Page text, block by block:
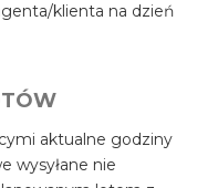
klienta na dzień
aktualne godziny
wysyłane nie